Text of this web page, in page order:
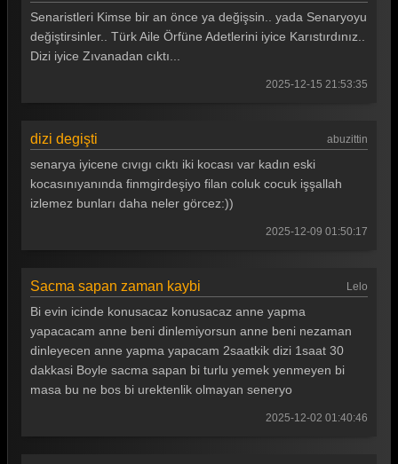
Senaristleri Kimse bir an önce ya değişsin.. yada Senaryoyu
değiştirsinler.. Türk Aile Örfüne Adetlerini iyice Karıstırdınız..
Dizi iyice Zıvanadan cıktı...
2025-12-15 21:53:35
dizi degişti abuzittin
senarya iyicene cıvıgı cıktı iki kocası var kadın eski
kocasınıyanında finmgirdeşiyo filan coluk cocuk işşallah
izlemez bunları daha neler görcez:))
2025-12-09 01:50:17
Sacma sapan zaman kaybi Lelo
Bi evin icinde konusacaz konusacaz anne yapma
yapacacam anne beni dinlemiyorsun anne beni nezaman
dinleyecen anne yapma yapacam 2saatkik dizi 1saat 30
dakkasi Boyle sacma sapan bi turlu yemek yenmeyen bi
masa bu ne bos bi urektenlik olmayan seneryo
2025-12-02 01:40:46